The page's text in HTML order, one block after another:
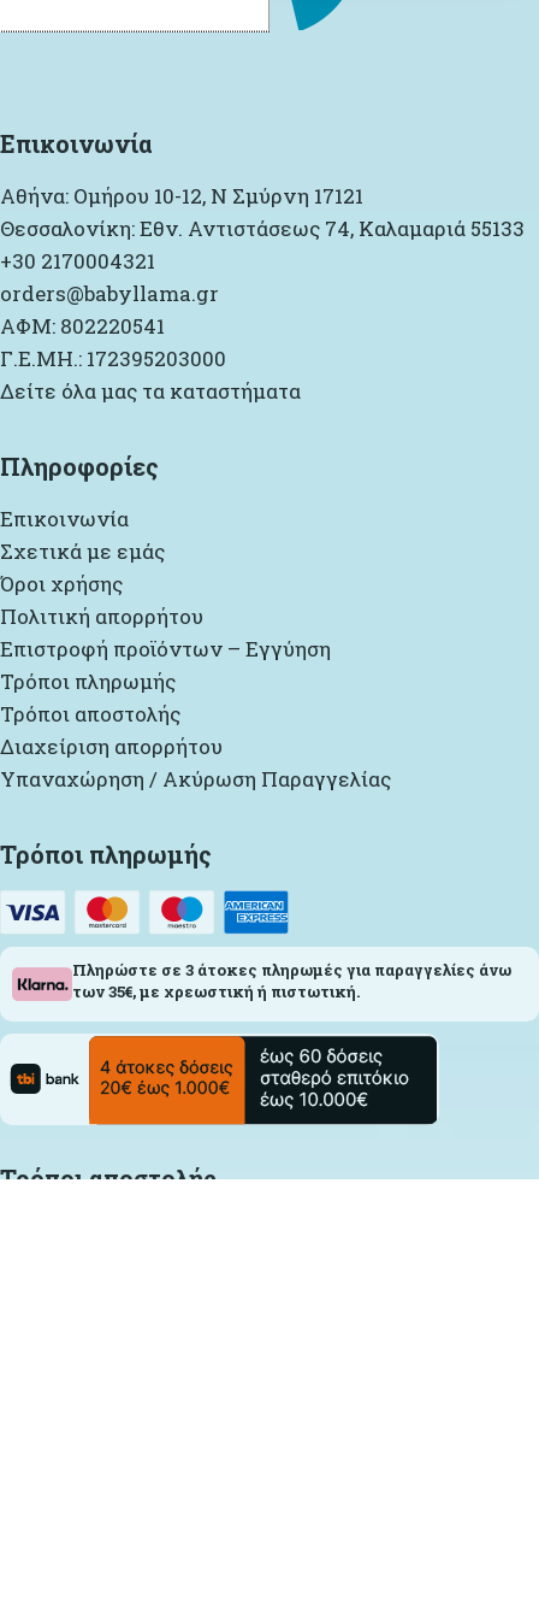
Επικοινωνία
Αθήνα: Ομήρου 10-12, Ν Σμύρνη 17121
Θεσσαλονίκη: Εθν. Αντιστάσεως 74, Καλαμαριά 55133
+30 2170004321
orders@babyllama.gr
ΑΦΜ: 802220541
Γ.Ε.ΜΗ.: 172395203000
Δείτε όλα μας τα καταστήματα
Πληροφορίες
Επικοινωνία
Σχετικά με εμάς
Όροι χρήσης
Πολιτική απορρήτου
Επιστροφή προϊόντων – Εγγύηση
Τρόποι πληρωμής
Τρόποι αποστολής
Διαχείριση απορρήτου
Υπαναχώρηση / Ακύρωση Παραγγελίας
Τρόποι πληρωμής
Πληρώστε σε 3 άτοκες πληρωμές για παραγγελίες άνω
των 35€, με χρεωστική ή πιστωτική.
Τρόποι αποστολής